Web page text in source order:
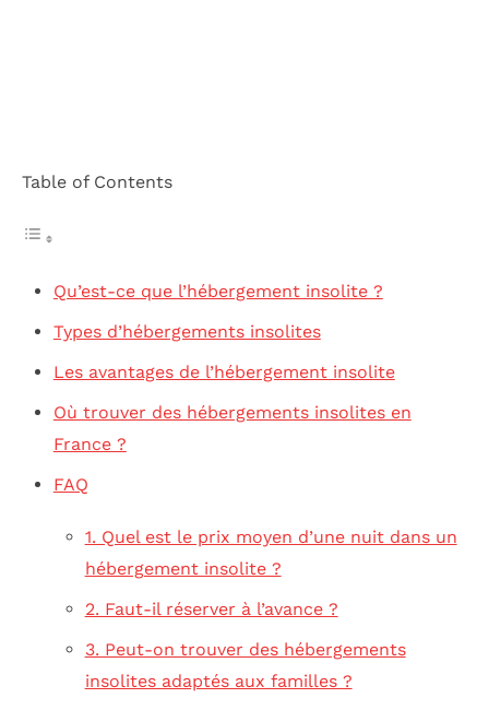
Table of Contents
Qu’est-ce que l’hébergement insolite ?
Types d’hébergements insolites
Les avantages de l’hébergement insolite
Où trouver des hébergements insolites en
France ?
FAQ
1. Quel est le prix moyen d’une nuit dans un
hébergement insolite ?
2. Faut-il réserver à l’avance ?
3. Peut-on trouver des hébergements
insolites adaptés aux familles ?